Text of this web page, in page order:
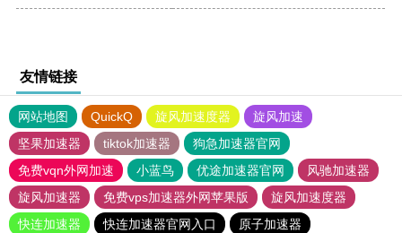
友情链接
网站地图 QuickQ 旋风加速度器
旋风加速
坚果加速器
tiktok加速器
狗急加速器官网
免费vqn外网加速
小蓝鸟 优途加速器官网
风驰加速器
旋风加速器
免费vps加速器外网苹果版
旋风加速度器
快连加速器
快连加速器官网入口
原子加速器